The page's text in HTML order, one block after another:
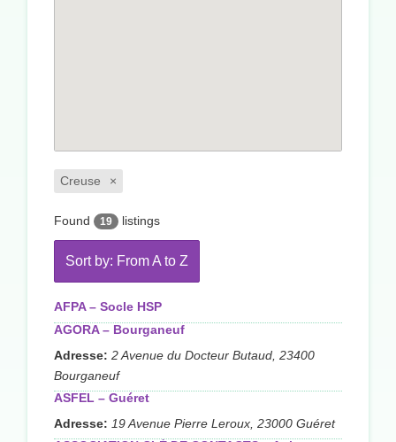
×
Creuse
Found 19 listings
Sort by: From A to Z
AFPA – Socle HSP
AGORA – Bourganeuf
Adresse: 2 Avenue du Docteur Butaud, 23400
Bourganeuf
ASFEL – Guéret
Adresse: 19 Avenue Pierre Leroux, 23000 Guéret